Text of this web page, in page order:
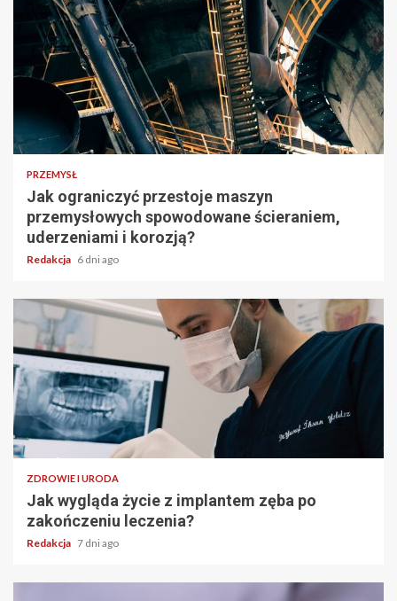
PRZEMYSŁ
Jak ograniczyć przestoje maszyn
przemysłowych spowodowane ścieraniem,
uderzeniami i korozją?
Redakcja 6 dni ago
ZDROWIE I URODA
Jak wygląda życie z implantem zęba po
zakończeniu leczenia?
Redakcja 7 dni ago